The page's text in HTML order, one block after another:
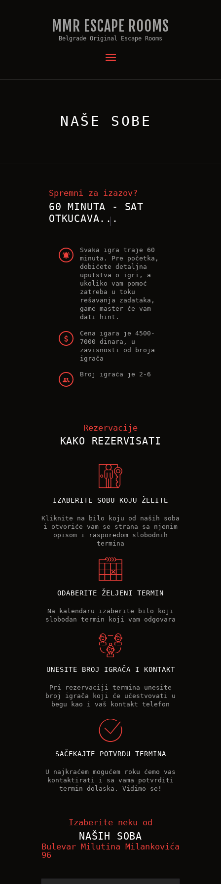
MMR ESCAPE ROOMS
Belgrade Original Escape Rooms
NAŠE SOBE
MMR ESCAPE ROOMS
Belgrade Original Escape Rooms
PROSLAVA ROĐENDANA
Spremni za izazov?
60 MINUTA - SAT
OTKUCAVA...
Svaka igra traje 60
minuta. Pre početka,
dobićete detaljna
uputstva o igri, a
ukoliko vam pomoć
zatreba u toku
rešavanja zadataka,
game master će vam
dati hint.
Cena igara je 4500-
7000 dinara, u
zavisnosti od broja
igrača
Broj igrača je 2-6
Rezervacije
KAKO REZERVISATI
IZABERITE SOBU KOJU ŽELITE
Kliknite na bilo koju od naših soba
i otvoriće vam se strana sa njenim
opisom i rasporedom slobodnih
termina
ODABERITE ŽELJENI TERMIN
Na kalendaru izaberite bilo koji
slobodan termin koji vam odgovara
UNESITE BROJ IGRAČA I KONTAKT
Pri rezervaciji termina unesite
broj igrača koji će učestvovati u
begu kao i vaš kontakt telefon
SAČEKAJTE POTVRDU TERMINA
U najkraćem mogućem roku ćemo vas
kontaktirati i sa vama potvrditi
termin dolaska. Vidimo se!
Izaberite neku od
NAŠIH SOBA
Bulevar Milutina Milankovića
96